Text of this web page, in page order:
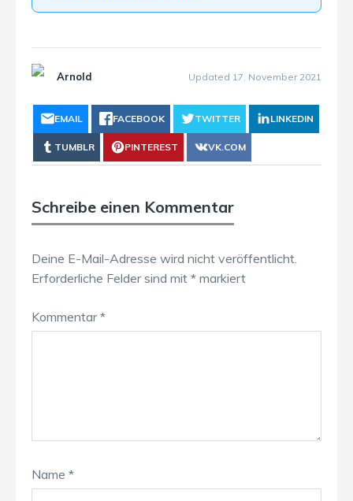
Arnold Updated 17. November 2021
EMAIL FACEBOOK TWITTER LINKEDIN
TUMBLR PINTEREST VK.COM
Schreibe einen Kommentar
Deine E-Mail-Adresse wird nicht veröffentlicht.
Erforderliche Felder sind mit * markiert
Kommentar*
Name *